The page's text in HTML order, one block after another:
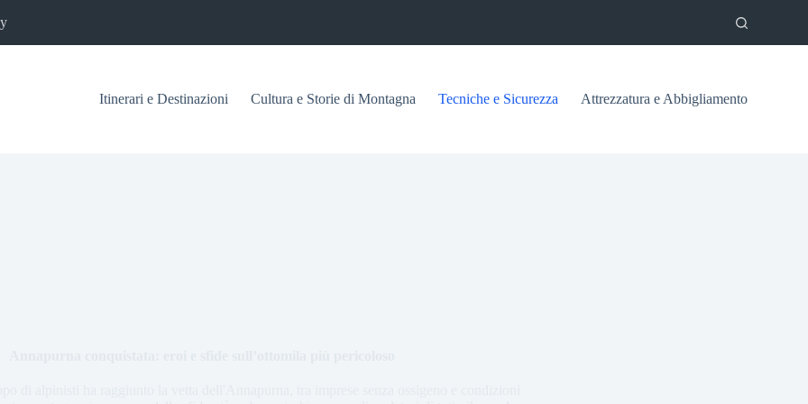
Itinerari e Destinazioni Cultura e Storie di Montagna Tecniche e Sicurezza Attrezzatura e Abbigliamento